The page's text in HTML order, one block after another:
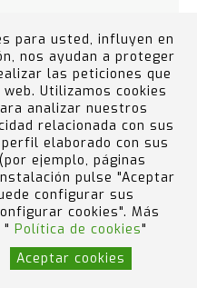
para usted, influyen en
nos ayudan a proteger
las peticiones que
Utilizamos cookies
analizar nuestros
relacionada con sus
elaborado con sus
ejemplo, páginas
pulse "Aceptar
configurar sus
cookies". Más
Política de cookies"
Aceptar cookies